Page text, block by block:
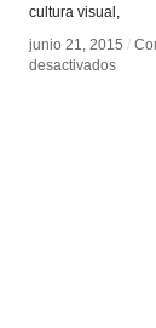
cultura visual,
junio 21, 2015 /
desactivadosen
junio 21, 2015 /
desactivadosen